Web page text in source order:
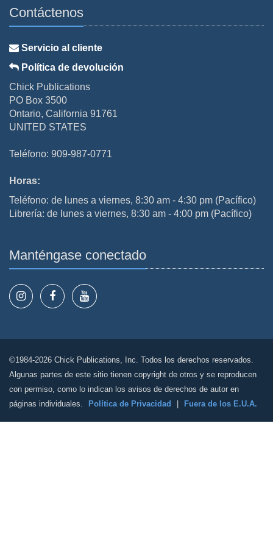
Contáctenos
Servicio al cliente
Política de devolución
Chick Publications
PO Box 3500
Ontario, California 91761
UNITED STATES
Teléfono: 909-987-0771
Horas:
Teléfono: de lunes a viernes, 8:30 am - 4:30 pm (Pacífico)
Librería: de lunes a viernes, 8:30 am - 4:00 pm (Pacífico)
Manténgase conectado
©1984-2026 Chick Publications, Inc. Todos los derechos reservados.
Algunas partes de este sitio tienen copyright de otros y se reproducen
con permiso, como lo indican los avisos de derechos de autor en
páginas individuales.
Política de Privacidad | Fuera de los E.U.A.